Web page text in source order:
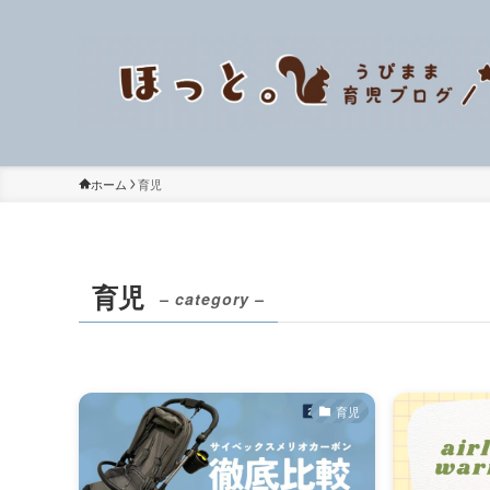
ホーム 育児
育児 – category –
育児